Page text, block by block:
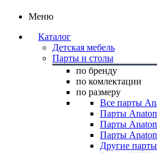
Меню
Каталог
Детская мебель
Парты и столы
по бренду
по комлектации
по размеру
Все парты
Парты
Парты
Парты
Другие парты